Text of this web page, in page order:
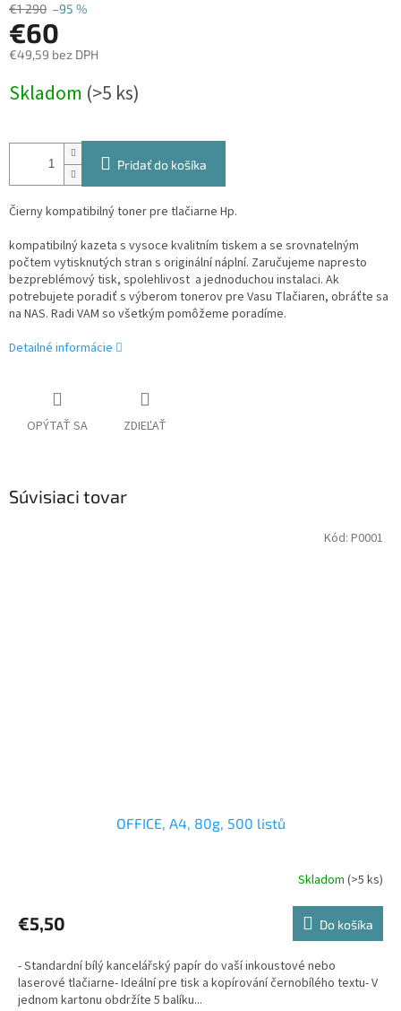
€1 290 –95 %
€60
€49,59 bez DPH
cena:
Skladom (>5 ks)
Pridať do košíka
Čierny kompatibilný toner pre tlačiarne Hp.
kompatibilný kazeta s vysoce kvalitním tiskem a se srovnatelným
počtem vytisknutých stran s originální náplní. Zaručujeme napresto
bezpreblémový tisk, spolehlivost a jednoduchou instalaci. Ak
potrebujete poradiť s výberom tonerov pre Vasu Tlačiaren, obráťte sa
na NAS. Radi VAM so všetkým pomôžeme poradíme.
Detailné informácie
OPÝTAŤ SA ZDIEĽAŤ
Súvisiaci tovar
OFFICE, A4, 80g, 500 listů
Skladom (>5 ks)
€5,50 Do košíka
- Standardní bílý kancelářský papír do vaší inkoustové nebo
laserové tlačiarne- Ideální pre tisk a kopírování černobílého textu- V
jednom kartonu obdržíte 5 balíku...
Kód: P0001